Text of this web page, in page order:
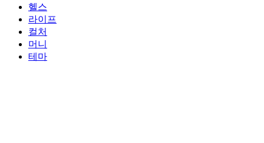
헬스
라이프
컬처
머니
테마